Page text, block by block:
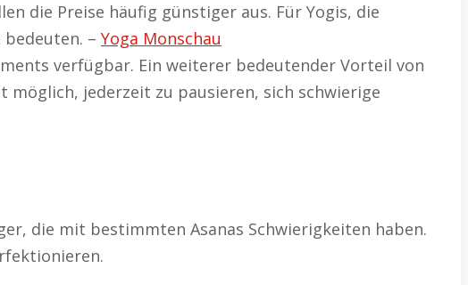
die Preise häufig günstiger aus. Für Yogis, die
– Yoga Monschau
verfügbar. Ein weiterer bedeutender Vorteil von
möglich, jederzeit zu pausieren, sich schwierige
die mit bestimmten Asanas Schwierigkeiten haben.